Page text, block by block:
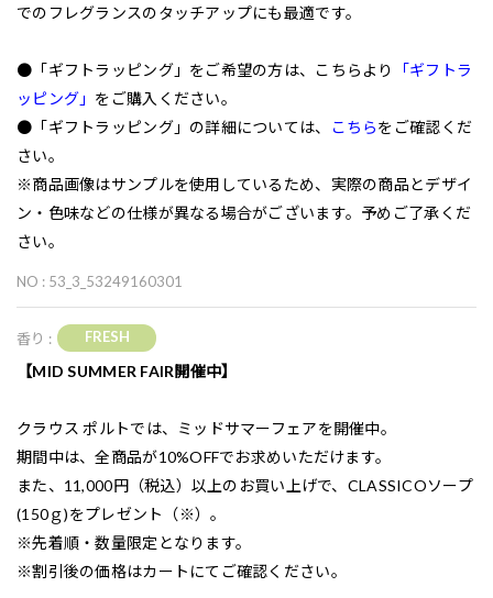
でのフレグランスのタッチアップにも最適です。
●「ギフトラッピング」をご希望の方は、こちらより
「ギフトラ
ッピング」 をご購入ください。
●「ギフトラッピング」の詳細については、
こちらをご確認くだ
さい。
※商品画像はサンプルを使用しているため、実際の商品とデザイ
ン・色味などの仕様が異なる場合がございます。予めご了承くだ
さい。
NO : 53_3_53249160301
香り : FRESH
【MID SUMMER FAIR開催中】
クラウス ポルトでは、ミッドサマーフェアを開催中。
期間中は、全商品が10%OFFでお求めいただけます。
また、11,000円（税込）以上のお買い上げで、CLASSICOソープ
(150ｇ)をプレゼント（※）。
※先着順・数量限定となります。
※割引後の価格はカートにてご確認ください。